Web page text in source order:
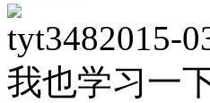
tyt3482015-
我也学习一